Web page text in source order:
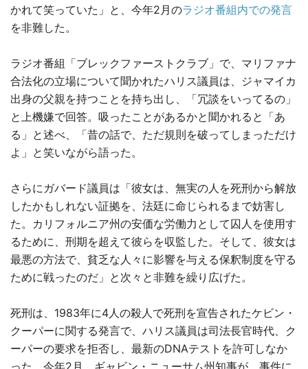
かれて笑っていた」と、今年2月のラジオ番組内での発言
を非難した。
ラジオ番組「ブレックファーストクラブ」で、マリファナ
合法化の立場について聞かれたハリス議員は、ジャマイカ
出身の父親を持つことを持ち出し、「冗談をいってるの」
と上機嫌で回答。吸ったことがあるかと聞かれると「あ
る」と述べ、「昔の話で、ただ規則を破ってしまっただけ
よ」と笑いながら語った。
さらにガバード議員は「彼女は、無実の人を死刑から解放
したかもしれない証拠を、法廷に命じられるまで妨害し
た。カリフォルニア州の安価な労働力として囚人を使用す
るために、刑期を超えて彼らを収監した。そして、彼女は
最悪の方法で、貧乏な人々に影響を与える保釈制度を守る
ために戦ったのだ」と次々と非難を繰り広げた。
死刑は、1983年に4人の殺人で死刑を宣告されたケビン・
クーパーに関する発言で、ハリス議員は司法長官時代、ク
ーパーの要求を拒否し、最新のDNAテストを許可しなか